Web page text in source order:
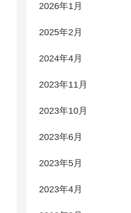
2026年1月
2025年2月
2024年4月
2023年11月
2023年10月
2023年6月
2023年5月
2023年4月